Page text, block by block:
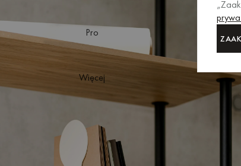
Pro
Więcej